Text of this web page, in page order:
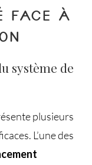
FACE À
système de
plusieurs
L’une des